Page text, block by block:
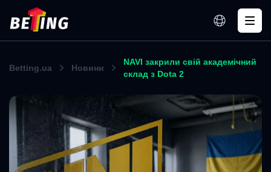
Betting.ua Новини
NAVI закрили свій академічний
склад з Dota 2